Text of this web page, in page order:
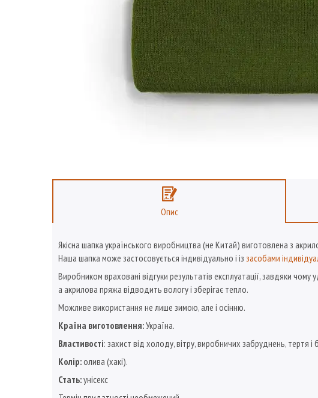
Опис
Якісна шапка українського виробництва (не Китай) виготовлена з
Наша шапка може застосовується індивідуально і із засобами
Виробником враховані відгуки результатів експлуатації, завдяки
а акрилова пряжа відводить вологу і зберігає тепло.
Можливе використання не лише зимою, але і осінню.
Країна виготовлення:Україна.
Властивості: захист від холоду, вітру, виробничих забруднень, тертя і
Колір:олива (хакі).
Стать:унісекс